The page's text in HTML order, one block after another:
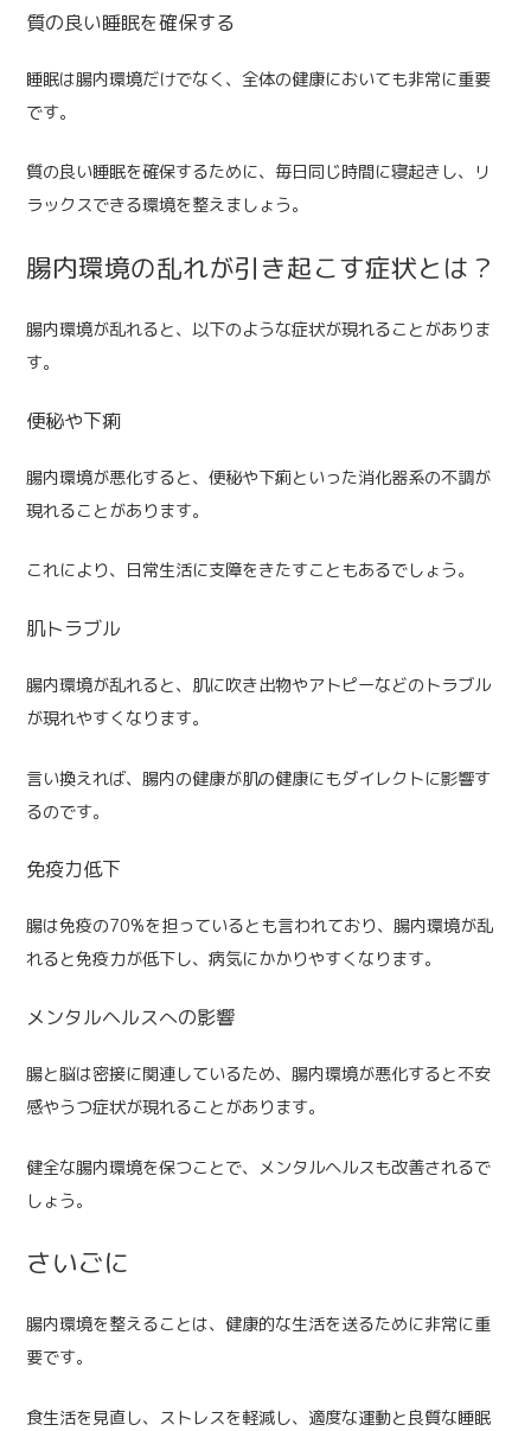
質の良い睡眠を確保する
睡眠は腸内環境だけでなく、全体の健康においても非常に重要
です。
質の良い睡眠を確保するために、毎日同じ時間に寝起きし、リ
ラックスできる環境を整えましょう。
腸内環境の乱れが引き起こす症状とは？
腸内環境が乱れると、以下のような症状が現れることがありま
す。
便秘や下痢
腸内環境が悪化すると、便秘や下痢といった消化器系の不調が
現れることがあります。
これにより、日常生活に支障をきたすこともあるでしょう。
肌トラブル
腸内環境が乱れると、肌に吹き出物やアトピーなどのトラブル
が現れやすくなります。
言い換えれば、腸内の健康が肌の健康にもダイレクトに影響す
るのです。
免疫力低下
腸は免疫の70%を担っているとも言われており、腸内環境が乱
れると免疫力が低下し、病気にかかりやすくなります。
メンタルヘルスへの影響
腸と脳は密接に関連しているため、腸内環境が悪化すると不安
感やうつ症状が現れることがあります。
健全な腸内環境を保つことで、メンタルヘルスも改善されるで
しょう。
さいごに
腸内環境を整えることは、健康的な生活を送るために非常に重
要です。
食生活を見直し、ストレスを軽減し、適度な運動と良質な睡眠